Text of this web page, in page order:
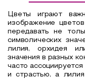
Цветы играют
изображение
передавать не
символических
лилия, орхидея
значения в разных
часто
и страстью, а